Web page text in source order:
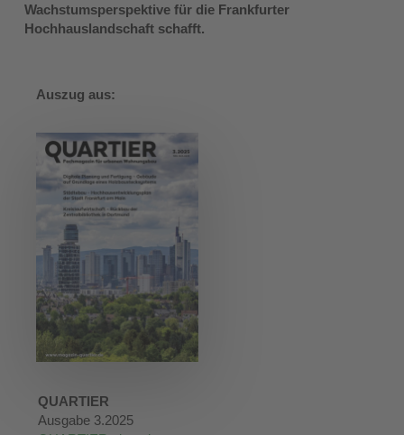
Wachstumsperspektive für die Frankfurter
Hochhauslandschaft schafft.
Auszug aus:
QUARTIER
Ausgabe 3.2025